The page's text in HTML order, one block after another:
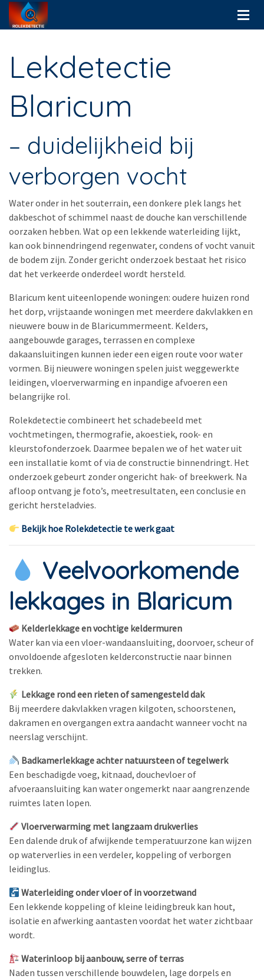
Lekdetectie
Blaricum
– duidelijkheid bij
verborgen vocht
Water onder in het souterrain, een donkere plek langs het
dakbeschot of schimmel naast de douche kan verschillende
oorzaken hebben. Wat op een lekkende waterleiding lijkt,
kan ook binnendringend regenwater, condens of vocht vanuit
de bodem zijn. Zonder gericht onderzoek bestaat het risico
dat het verkeerde onderdeel wordt hersteld.
Blaricum kent uiteenlopende woningen: oudere huizen rond
het dorp, vrijstaande woningen met meerdere dakvlakken en
nieuwere bouw in de Blaricummermeent. Kelders,
aangebouwde garages, terrassen en complexe
dakaansluitingen kunnen ieder een eigen route voor water
vormen. Bij nieuwere woningen spelen juist weggewerkte
leidingen, vloerverwarming en inpandige afvoeren een
belangrijke rol.
Rolekdetectie combineert het schadebeeld met
vochtmetingen, thermografie, akoestiek, rook- en
kleurstofonderzoek. Daarmee bepalen we of het water uit
een installatie komt of via de constructie binnendringt. Het
onderzoek gebeurt zonder ongericht hak- of breekwerk. Na
afloop ontvang je foto’s, meetresultaten, een conclusie en
gericht hersteladvies.
Bekijk hoe Rolekdetectie te werk gaat
Veelvoorkomende
lekkages in Blaricum
Kelderlekkage en vochtige keldermuren
Water kan via een vloer-wandaansluiting, doorvoer, scheur of
onvoldoende afgesloten kelderconstructie naar binnen
trekken.
Lekkage rond een rieten of samengesteld dak
Bij meerdere dakvlakken vragen kilgoten, schoorstenen,
dakramen en overgangen extra aandacht wanneer vocht na
neerslag verschijnt.
Badkamerlekkage achter natuursteen of tegelwerk
Een beschadigde voeg, kitnaad, douchevloer of
afvoeraansluiting kan water ongemerkt naar aangrenzende
ruimtes laten lopen.
Vloerverwarming met langzaam drukverlies
Een dalende druk of afwijkende temperatuurzone kan wijzen
op waterverlies in een verdeler, koppeling of verborgen
leidinglus.
Waterleiding onder vloer of in voorzetwand
Een lekkende koppeling of kleine leidingbreuk kan hout,
isolatie en afwerking aantasten voordat het water zichtbaar
wordt.
Waterinloop bij aanbouw, serre of terras
Naden tussen verschillende bouwdelen, lage dorpels en